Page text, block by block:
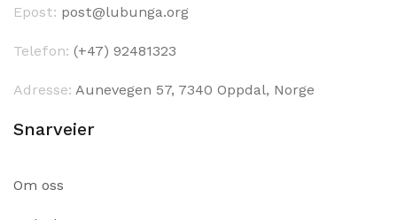
Epost: post@lubunga.org
Telefon: (+47) 92481323
Adresse: Aunevegen 57, 7340 Oppdal, Norge
Snarveier
Om oss